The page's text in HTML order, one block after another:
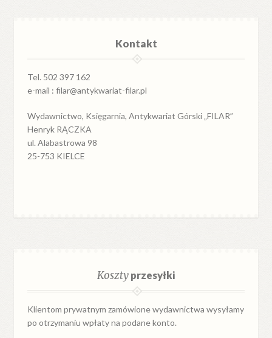
Kontakt
Tel. 502 397 162
e-mail : filar@antykwariat-filar.pl
Wydawnictwo, Księgarnia, Antykwariat Górski „FILAR”
Henryk RĄCZKA
ul. Alabastrowa 98
25-753 KIELCE
Kosztyprzesyłki
Klientom prywatnym zamówione wydawnictwa wysyłamy
po otrzymaniu wpłaty na podane konto.